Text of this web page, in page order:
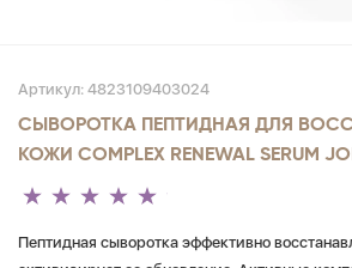
Артикул: 4823109403024
СЫВОРОТКА ПЕПТИДНАЯ ДЛЯ
КОЖИ COMPLEX RENEWAL SERUM
Пептидная сыворотка эффективно